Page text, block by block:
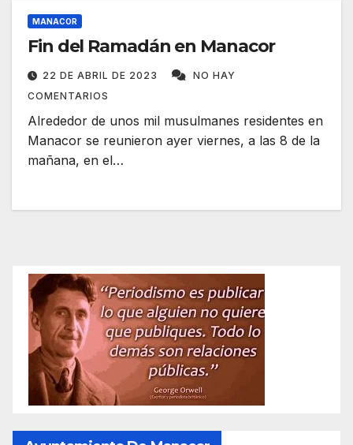
MANACOR
Fin del Ramadán en Manacor
22 DE ABRIL DE 2023
NO HAY
COMENTARIOS
Alrededor de unos mil musulmanes residentes en
Manacor se reunieron ayer viernes, a las 8 de la
mañana, en el…